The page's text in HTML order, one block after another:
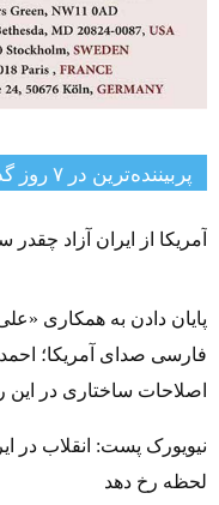
پربیننده‌ترین‌ در ۷ روز گذشته
آمریکا از ایران آزاد
پایان دادن به همکاری
فارسی صدای آمریکا؛
اصلاحات ساختاری در این
نیویورک پست: انقلاب در
لحظه رخ دهد